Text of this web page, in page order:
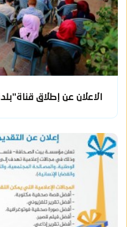
الاعلان عن إطلاق